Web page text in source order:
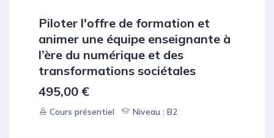
Piloter l'offre de formation et
animer une équipe enseignante à
l’ère du numérique et des
transformations sociétales
495,00 €
Cours présentiel Niveau : B2